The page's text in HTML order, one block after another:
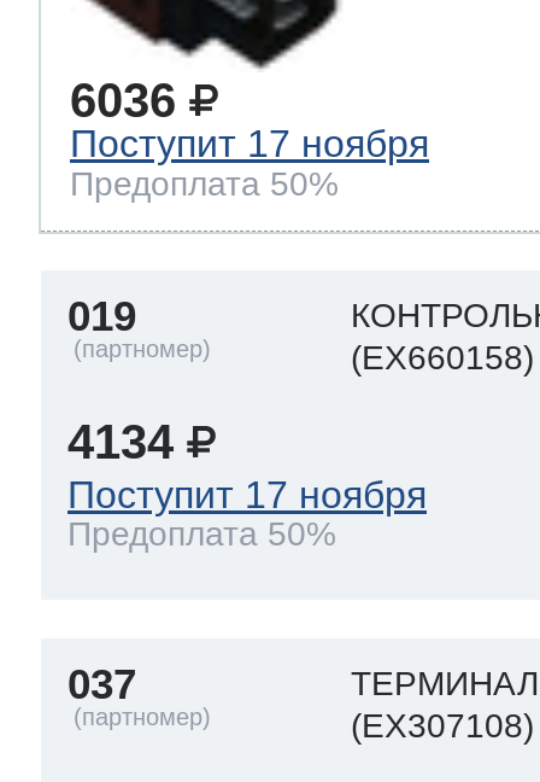
6036
Поступит 17 ноября
Предоплата 50%
019
(EX660158)
4134
Поступит 17 ноября
Предоплата 50%
037
(EX307108)